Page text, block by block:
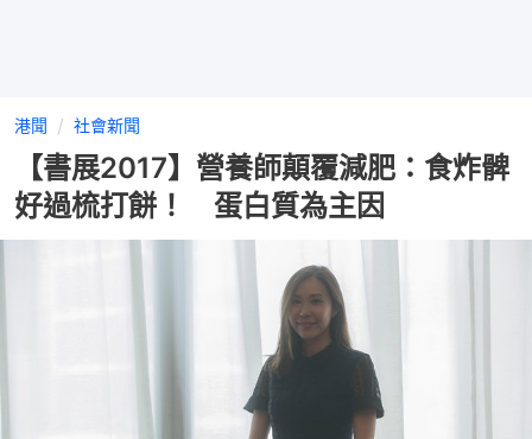
港聞 社會新聞
【書展2017】營養師顛覆減肥：食炸髀
好過梳打餅！ 蛋白質為主因